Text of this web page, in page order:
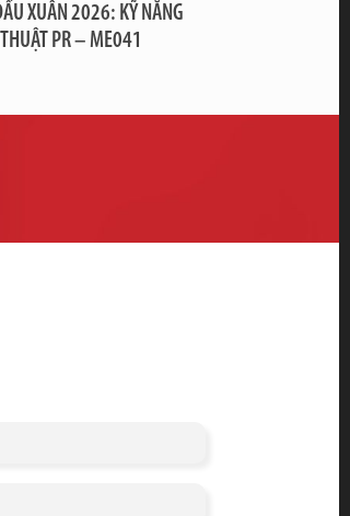
XUÂN 2026: KỸ NĂNG
THUẬT PR – ME041